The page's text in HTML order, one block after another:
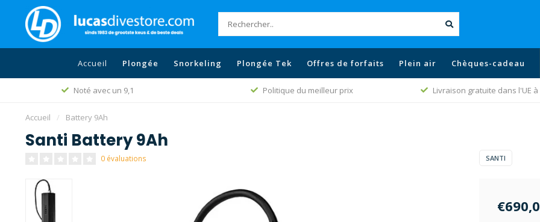
Accueil Plongée Snorkeling Plongée Tek Offres de forfaits Plein air Chèques-cadeau
Noté avec un 9,1 Politique du meilleur prix Livraison gratuite dans l'UE
Accueil / Battery 9Ah
Santi Battery 9Ah
0 évaluations SANTI